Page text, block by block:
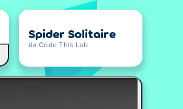
Spider Solitaire
da Code This Lab